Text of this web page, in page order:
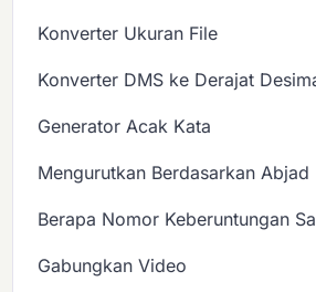
Konverter Ukuran File
Konverter DMS ke Derajat
Generator Acak Kata
Mengurutkan Berdasarkan Abjad
Berapa Nomor Keberuntungan
Gabungkan Video